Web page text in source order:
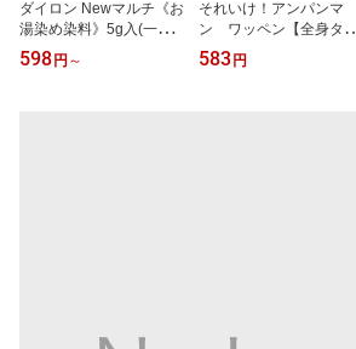
ダイロン Newマルチ《お
湯染め染料》5g入(一部
カラー5.8g)
598 円 ～
それいけ！アンパンマ
ン ワッペン【全身タイ
プ】
583 円